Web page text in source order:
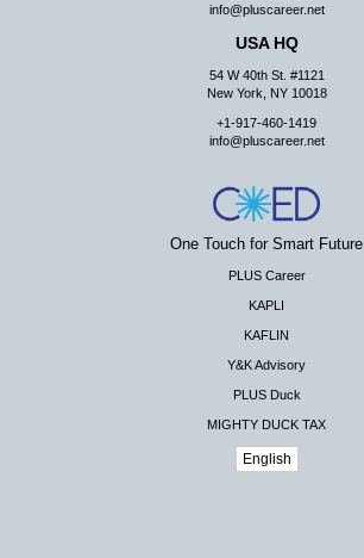
info@pluscareer.net
USA HQ
54 W 40th St. #1121
New York, NY 10018
+1-917-460-1419
info@pluscareer.net
One Touch for Smart Future
PLUS Career
KAPLI
KAFLIN
Y&K Advisory
PLUS Duck
MIGHTY DUCK TAX
English